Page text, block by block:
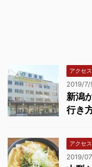
アクセス
2019/7/
新潟
行き
アクセス
2019/